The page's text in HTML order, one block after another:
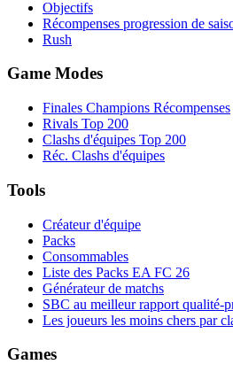
Objectifs
Récompenses progression de
Rush
Game Modes
Finales Champions Récompenses
Rivals Top 200
Clashs d'équipes Top 200
Réc. Clashs d'équipes
Tools
Créateur d'équipe
Packs
Consommables
Liste des Packs EA FC 26
Générateur de matchs
SBC au meilleur rapport qualité-
Les joueurs les moins chers par
Games